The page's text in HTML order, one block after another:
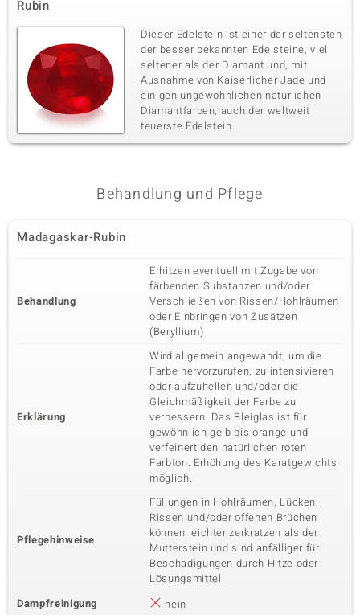
Rubin
Dieser Edelstein ist einer der seltensten
der besser bekannten Edelsteine, viel
seltener als der Diamant und, mit
Ausnahme von Kaiserlicher Jade und
einigen ungewöhnlichen natürlichen
Diamantfarben, auch der weltweit
teuerste Edelstein.
Behandlung und Pflege
Madagaskar-Rubin
Behandlung
Erhitzen eventuell mit Zugabe von
färbenden Substanzen und/oder
Verschließen von Rissen/Hohlräumen
oder Einbringen von Zusätzen
(Beryllium)
Erklärung
Wird allgemein angewandt, um die
Farbe hervorzurufen, zu intensivieren
oder aufzuhellen und/oder die
Gleichmäßigkeit der Farbe zu
verbessern. Das Bleiglas ist für
gewöhnlich gelb bis orange und
verfeinert den natürlichen roten
Farbton. Erhöhung des Karatgewichts
möglich.
Pflegehinweise
Füllungen in Hohlräumen, Lücken,
Rissen und/oder offenen Brüchen
können leichter zerkratzen als der
Mutterstein und sind anfälliger für
Beschädigungen durch Hitze oder
Lösungsmittel
Dampfreinigung
nein